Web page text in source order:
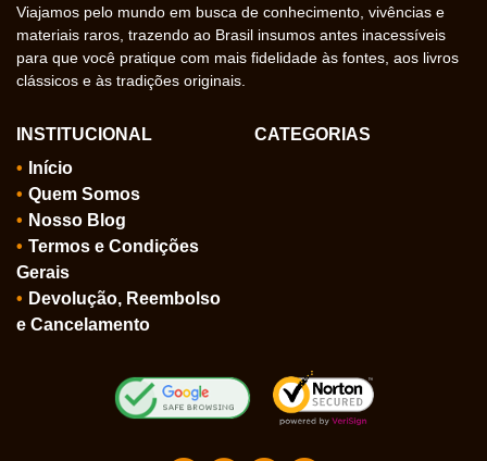
Viajamos pelo mundo em busca de conhecimento, vivências e
materiais raros, trazendo ao Brasil insumos antes inacessíveis
para que você pratique com mais fidelidade às fontes, aos livros
clássicos e às tradições originais.
INSTITUCIONAL
Início
Quem Somos
Nosso Blog
Termos e Condições
Gerais
Devolução, Reembolso
e Cancelamento
CATEGORIAS